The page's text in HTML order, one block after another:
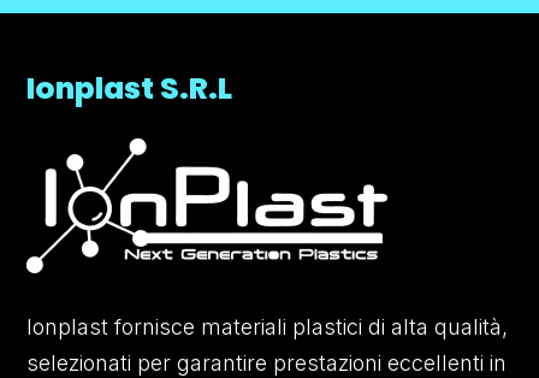
Ionplast S.R.L
Ionplast fornisce materiali plastici di alta qualità,
selezionati per garantire prestazioni eccellenti in